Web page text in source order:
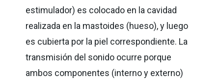
estimulador) es colocado en la cavidad
realizada en la mastoides (hueso), y luego
es cubierta por la piel correspondiente. La
transmisión del sonido ocurre porque
ambos componentes (interno y externo)